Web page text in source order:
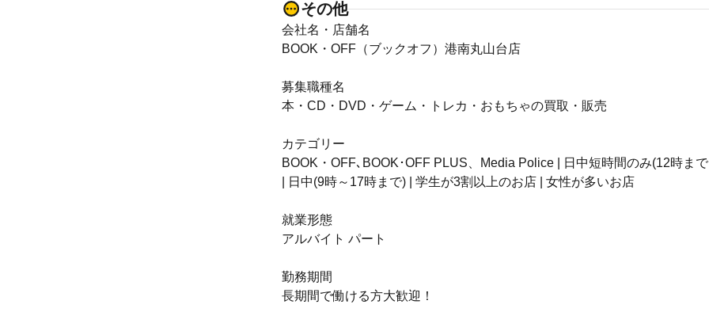
その他
会社名・店舗名
BOOK・OFF（ブックオフ）港南丸山台店
募集職種名
本・CD・DVD・ゲーム・トレカ・おもちゃの買取・販売
カテゴリー
BOOK・OFF､BOOK･OFF PLUS、Media Police | 日中短時間のみ(12時ま
| 日中(9時～17時まで) | 学生が3割以上のお店 | 女性が多いお店
就業形態
アルバイト パート
勤務期間
長期間で働ける方大歓迎！